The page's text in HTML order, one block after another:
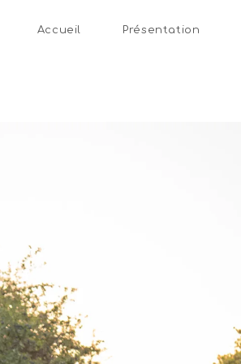
Accueil Présentation